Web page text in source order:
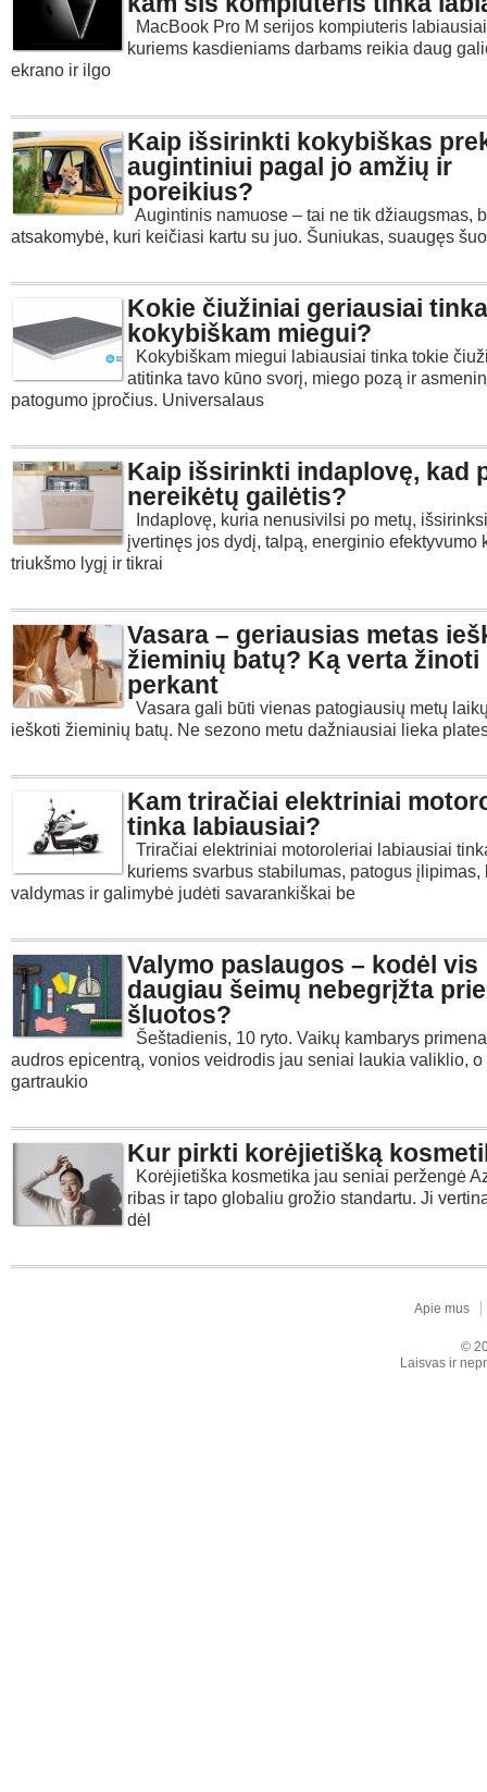
MacBook Pro M serijos kompiuteris
kuriems kasdieniams darbams reikia daug
ekrano ir ilgo
Kaip išsirinkti kokybiškas
augintiniui pagal jo amžių ir
poreikius?
Augintinis namuose – tai ne tik džiaugsmas,
atsakomybė, kuri keičiasi kartu su juo. Šuniukas, suaugęs šuo
Kokie čiužiniai geriausiai tinka
kokybiškam miegui?
Kokybiškam miegui labiausiai tinka tokie
atitinka tavo kūno svorį, miego pozą ir
patogumo įpročius. Universalaus
Kaip išsirinkti indaplovę, kad
nereikėtų gailėtis?
Indaplovę, kuria nenusivilsi po metų,
įvertinęs jos dydį, talpą, energinio efektyvumo
triukšmo lygį ir tikrai
Vasara – geriausias metas
žieminių batų? Ką verta žinoti
perkant
Vasara gali būti vienas patogiausių metų
ieškoti žieminių batų. Ne sezono metu dažniausiai lieka
Kam triračiai elektriniai
tinka labiausiai?
Triračiai elektriniai motoroleriai labiausiai
kuriems svarbus stabilumas, patogus įlipimas,
valdymas ir galimybė judėti savarankiškai be
Valymo paslaugos – kodėl vis
daugiau šeimų nebegrįžta prie
šluotos?
Šeštadienis, 10 ryto. Vaikų kambarys
audros epicentrą, vonios veidrodis jau seniai laukia valiklio, o
gartraukio
Kur pirkti korėjietišką
Korėjietiška kosmetika jau seniai peržengė
ribas ir tapo globaliu grožio standartu. Ji
dėl
Apie mus
©
Laisvas ir